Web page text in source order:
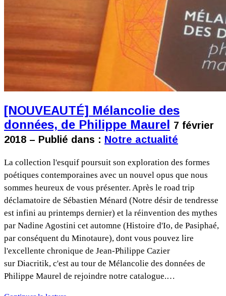
[NOUVEAUTÉ] Mélancolie des
données, de Philippe Maurel
7 février
2018 – Publié dans : Notre actualité
La collection l'esquif poursuit son exploration des formes
poétiques contemporaines avec un nouvel opus que nous
sommes heureux de vous présenter. Après le road trip
déclamatoire de Sébastien Ménard (Notre désir de tendresse
est infini au printemps dernier) et la réinvention des mythes
par Nadine Agostini cet automne (Histoire d'Io, de Pasiphaé,
par conséquent du Minotaure), dont vous pouvez lire
l'excellente chronique de Jean-Philippe Cazier
sur Diacritik, c'est au tour de Mélancolie des données de
Philippe Maurel de rejoindre notre catalogue.…